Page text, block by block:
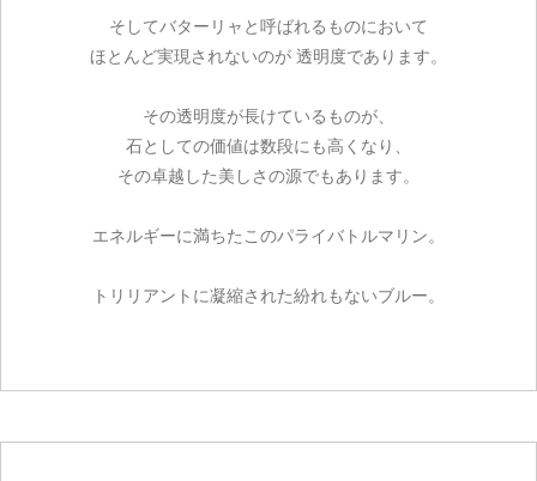
そしてバターリャと呼ばれるものにおいて
ほとんど実現されないのが 透明度であります。
その透明度が長けているものが、
石としての価値は数段にも高くなり、
その卓越した美しさの源でもあります。
エネルギーに満ちたこのパライバトルマリン。
トリリアントに凝縮された紛れもないブルー。